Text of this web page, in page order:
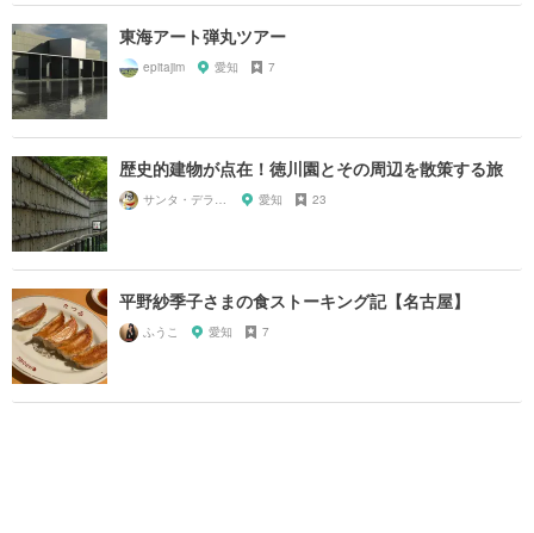
東海アート弾丸ツアー
epitajim 愛知 7
歴史的建物が点在！徳川園とその周辺を散策する旅
サンタ・デラックス 愛知 23
平野紗季子さまの食ストーキング記【名古屋】
ふうこ 愛知 7